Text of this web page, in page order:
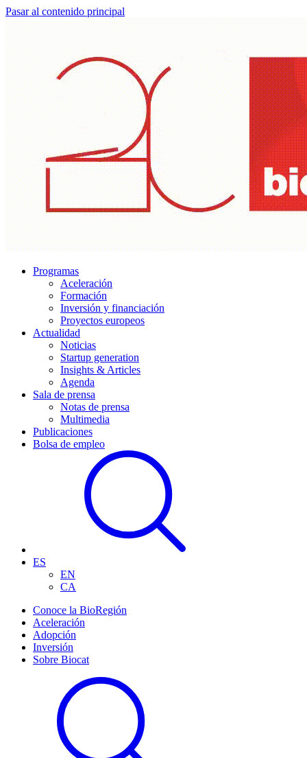
Pasar al contenido principal
Programas
Aceleración
Formación
Inversión y financiación
Proyectos europeos
Actualidad
Noticias
Startup generation
Insights & Articles
Agenda
Sala de prensa
Notas de prensa
Multimedia
Publicaciones
Bolsa de empleo
ES
EN
CA
Conoce la BioRegión
Aceleración
Adopción
Inversión
Sobre Biocat